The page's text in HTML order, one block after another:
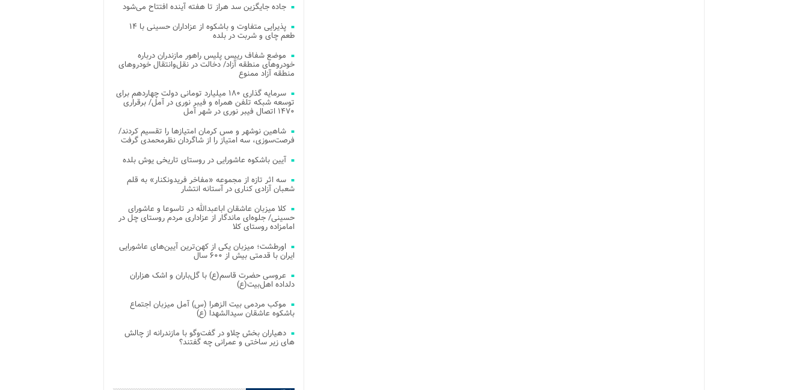
جاده جایگزین سد هراز تا هفته آینده افتتاح می‌شود
پذیرایی متفاوت و باشکوه از عزاداران حسینی با ۱۴
طعم چای و شربت در بلده
موضع شفاف رییس پلیس راهور مازندران درباره
خودروهای منطقه آزاد/ دخالت در نقل‌وانتقال خودروهای
منطقه آزاد ممنوع
سرمایه گذاری ۱۸۰ میلیارد تومانی دولت چهاردهم برای
توسعه شبکه تلفن همراه و فیبر نوری در آمل/ برقراری
۱۴۷۰ اتصال فیبر نوری در شهر آمل
شاهین نوشهر و مس کرمان امتیازها را تقسیم کردند/
فرصت‌سوزی، سه امتیاز را از شاگردان نظرمحمدی گرفت
آیین باشکوه عاشورایی در روستای تاریخی یوش بلده
سه اثر تازه از مجموعه «مفاخر فریدونکنار» به قلم
شعبان آزادی کناری در آستانه انتشار
کلا میزبان عاشقان اباعبدالله در تاسوعا و عاشورای
حسینی/ جلوه‌ای ماندگار از عزاداری مردم روستای چل در
امامزاده روستای کلا
اورطشت؛ میزبان یکی از کهن‌ترین آیین‌های عاشورایی
ایران با قدمتی بیش از ۶۰۰ سال
عروسی حضرت قاسم(ع) با گل‌باران و اشک هزاران
دلداده اهل‌بیت(ع)
موکب مردمی بیت‌ الزهرا (س) آمل میزبان اجتماع
باشکوه عاشقان سیدالشهدا (ع)
دهیاران بخش چلاو در گفت‌وگو با مازندرانه از چالش
های زیر ساختی و عمرانی چه گفتند؟